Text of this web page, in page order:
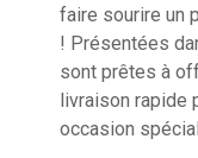
faire sourire un
! Présentées
sont prêtes à
livraison rapide
occasion